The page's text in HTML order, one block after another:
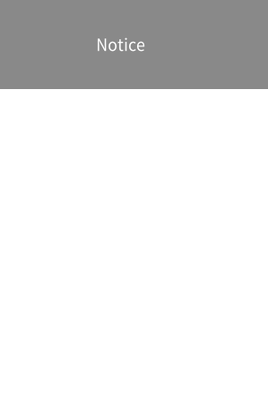
Notice